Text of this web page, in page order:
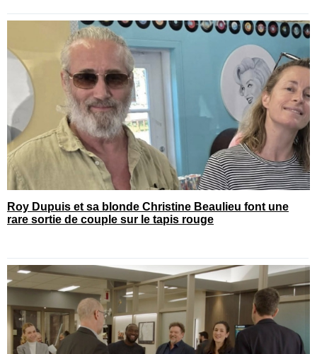
Roy Dupuis et sa blonde Christine Beaulieu font une
rare sortie de couple sur le tapis rouge